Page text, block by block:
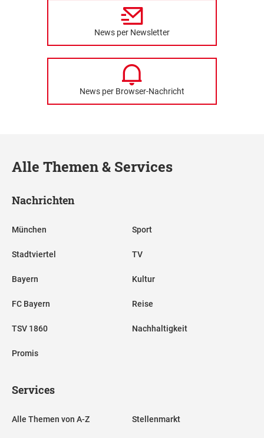
News per Newsletter
News per Browser-Nachricht
Alle Themen & Services
Nachrichten
München
Stadtviertel
Bayern
FC Bayern
TSV 1860
Promis
Sport
TV
Kultur
Reise
Nachhaltigkeit
Services
Alle Themen von A-Z Stellenmarkt